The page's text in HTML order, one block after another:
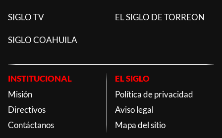
SIGLO TV EL SIGLO DE TORREON
SIGLO COAHUILA
INSTITUCIONAL
Misión
Directivos
Contáctanos
EL SIGLO
Política de privacidad
Aviso legal
Mapa del sitio